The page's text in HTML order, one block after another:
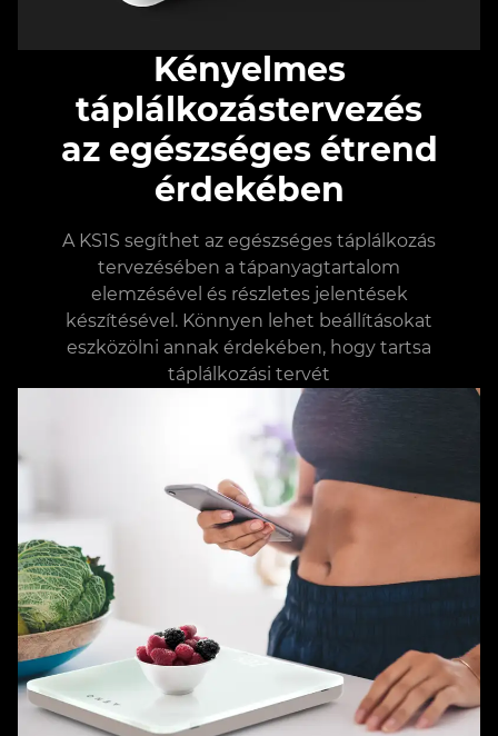
Kényelmes
táplálkozástervezés
az egészséges étrend
érdekében
A KS1S segíthet az egészséges táplálkozás
tervezésében a tápanyagtartalom
elemzésével és részletes jelentések
készítésével. Könnyen lehet beállításokat
eszközölni annak érdekében, hogy tartsa
táplálkozási tervét